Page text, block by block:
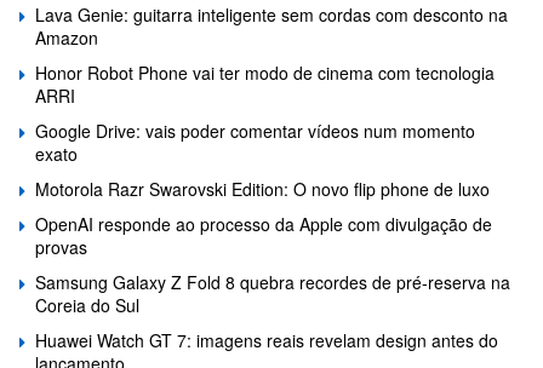
Lava Genie: guitarra inteligente sem cordas com desconto na
Amazon
Honor Robot Phone vai ter modo de cinema com tecnologia
ARRI
Google Drive: vais poder comentar vídeos num momento
exato
Motorola Razr Swarovski Edition: O novo flip phone de luxo
OpenAI responde ao processo da Apple com divulgação de
provas
Samsung Galaxy Z Fold 8 quebra recordes de pré-reserva na
Coreia do Sul
Huawei Watch GT 7: imagens reais revelam design antes do
lançamento